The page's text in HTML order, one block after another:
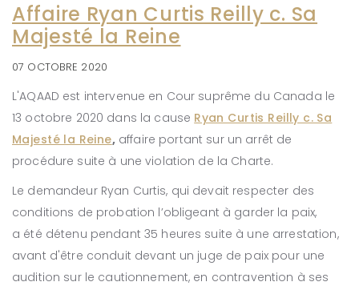
Affaire Ryan Curtis Reilly c. Sa
Majesté la Reine
07 OCTOBRE 2020
L'AQAAD est intervenue en Cour suprême du Canada le
13 octobre 2020 dans la cause Ryan Curtis Reilly c. Sa
Majesté la Reine,affaire portant sur un arrêt de
procédure suite à une violation de la Charte.
Le demandeur Ryan Curtis, qui devait respecter des
conditions de probation l’obligeant à garder la paix,
a été détenu pendant 35 heures suite à une arrestation,
avant d'être conduit devant un juge de paix pour une
audition sur le cautionnement, en contravention à ses